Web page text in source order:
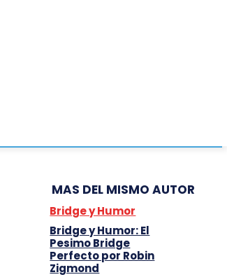
MAS DEL MISMO AUTOR
Bridge y Humor
Bridge y Humor: El
Pesimo Bridge
Perfecto por Robin
Zigmond